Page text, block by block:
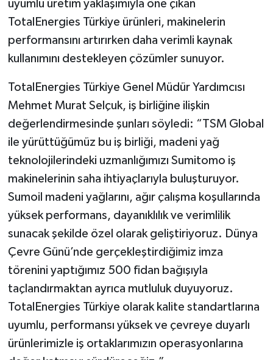
uyumlu üretim yaklaşımıyla öne çıkan
TotalEnergies Türkiye ürünleri, makinelerin
performansını artırırken daha verimli kaynak
kullanımını destekleyen çözümler sunuyor.
TotalEnergies Türkiye Genel Müdür Yardımcısı
Mehmet Murat Selçuk, iş birliğine ilişkin
değerlendirmesinde şunları söyledi: “TSM Global
ile yürüttüğümüz bu iş birliği, madeni yağ
teknolojilerindeki uzmanlığımızı Sumitomo iş
makinelerinin saha ihtiyaçlarıyla buluşturuyor.
Sumoil madeni yağlarını, ağır çalışma koşullarında
yüksek performans, dayanıklılık ve verimlilik
sunacak şekilde özel olarak geliştiriyoruz. Dünya
Çevre Günü’nde gerçekleştirdiğimiz imza
törenini yaptığımız 500 fidan bağışıyla
taçlandırmaktan ayrıca mutluluk duyuyoruz.
TotalEnergies Türkiye olarak kalite standartlarına
uyumlu, performansı yüksek ve çevreye duyarlı
ürünlerimizle iş ortaklarımızın operasyonlarına